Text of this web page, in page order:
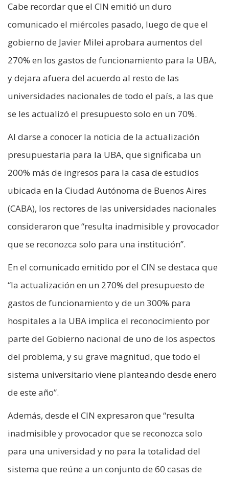
Cabe recordar que el CIN emitió un duro
comunicado el miércoles pasado, luego de que el
gobierno de Javier Milei aprobara aumentos del
270% en los gastos de funcionamiento para la UBA,
y dejara afuera del acuerdo al resto de las
universidades nacionales de todo el país, a las que
se les actualizó el presupuesto solo en un 70%.
Al darse a conocer la noticia de la actualización
presupuestaria para la UBA, que significaba un
200% más de ingresos para la casa de estudios
ubicada en la Ciudad Autónoma de Buenos Aires
(CABA), los rectores de las universidades nacionales
consideraron que “resulta inadmisible y provocador
que se reconozca solo para una institución”.
En el comunicado emitido por el CIN se destaca que
“la actualización en un 270% del presupuesto de
gastos de funcionamiento y de un 300% para
hospitales a la UBA implica el reconocimiento por
parte del Gobierno nacional de uno de los aspectos
del problema, y su grave magnitud, que todo el
sistema universitario viene planteando desde enero
de este año”.
Además, desde el CIN expresaron que “resulta
inadmisible y provocador que se reconozca solo
para una universidad y no para la totalidad del
sistema que reúne a un conjunto de 60 casas de